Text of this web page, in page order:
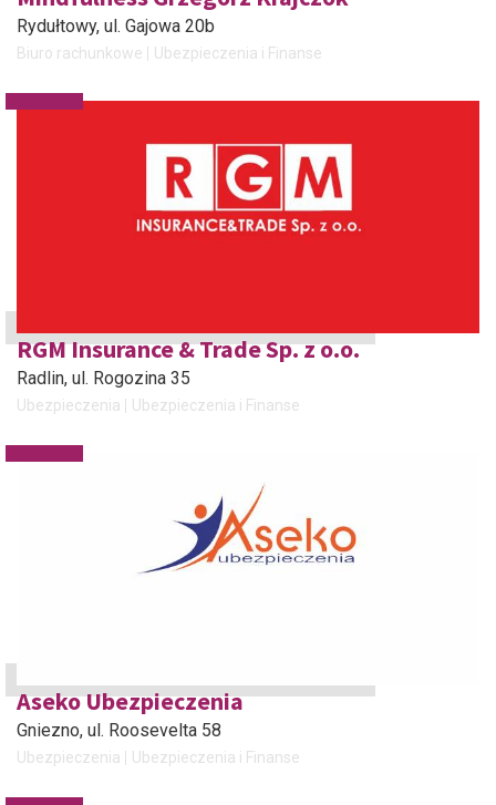
Rydułtowy, ul. Gajowa 20b
Biuro rachunkowe Ubezpieczenia i Finanse
RGM Insurance & Trade Sp. z o.o.
Radlin, ul. Rogozina 35
Ubezpieczenia Ubezpieczenia i Finanse
Aseko Ubezpieczenia
Gniezno, ul. Roosevelta 58
Ubezpieczenia Ubezpieczenia i Finanse